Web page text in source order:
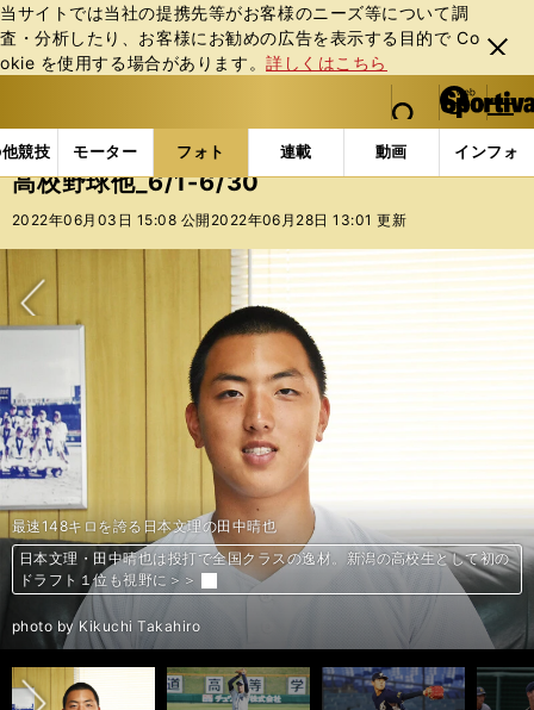
当サイトでは当社の提携先等がお客様のニーズ等について調
査・分析したり、お客様にお勧めの広告を表⽰する⽬的で Co
okie を使⽤する場合があります。詳しくはこちら
閉じ
る
web Sportiva (webスポルティーバ)
検索
マイペ
ー
ジ
メニュ
競技 モーター フォト 連載 動画 インフォ
b
ス
ポ
ル
ー
バ
フォトギャラリー コラムフォト 高校野球他_6/1-
高校野球他_6/1-6/30
2022年06月03日 15:08 公開 2022年06月28日 13:01 更新
次へ
最速148キロを誇る日本文理の田中晴也
日本文理・田中晴也は投打で全国クラスの逸材。新潟の高校生として初の
ドラフト１位も視野に＞＞
photo by Kikuchi Takahiro
この春、自己最速の150キロをマークした苫小牧中央高の斉藤優汰
苫小牧中央の150キロ右腕・斉藤優汰がワインドアップに詰め込んだデッ
カい夢。地を這う速球でプロを目指す＞＞
photo by Kikuchi Takahiro
昨年の大学野球選手権でも好投した上武大・加藤泰靖
153キロ右腕、忍者、鳥谷敬の再来…大学野球選手権で見逃せないドラフ
ト候補たち＞＞
photo by Ohtomo Yoshiyuki
京都大学の水口創太投手。194cmの長身から投げ下ろす真っ直ぐが魅力
身長194cm、最速150キロ超えの京大医学部・水口創太。理学療法士の資
格をとり、「プロで活躍」を目指す＞＞
今春の札幌地区予選で20奪三振を記録した東海大札幌の門別啓人
ドラフト戦線で北海道が熱い。脅威の20奪三振男、離島の快速左腕など大
勢のスカウトが集結＞＞
photo by Kikuchi Takahiro
日本航空石川の主砲でキャプテンの内藤鵬
名門校から勧誘が続々。怪童・内藤鵬はなぜ日本航空石川を選んだのか。
「どの高校に行くにしても、入ってからの自分次第」＞＞
photo by Kikuchi Takahiro
BCリーグの茨城アストロプラネッツに加入したドミニカ出身のデイビッ
ド・ペレズ
BC茨城の155キロ右腕・ペレズとは何者だ？ ４年のブランクを経て日本
にやってきたドミニカ出身の29歳にNPBスカウトも注目＞＞
写真提供／茨城アストロプラネッツ
ジャパンウィンターリーグのGMに就任した大野倫氏
元巨人・大野倫が描く日本初のウインターリーグの未来図。「ゆくゆくは
育成選手だけのチーム、草野球の強豪も参加させたい」＞＞
photo by Matsunaga Takarin
大学野球選手権で圧巻のピッチングを見せた九州共立大の稲川竜汰
「令和の江川卓」が衝撃の全国デビュー。九州共立大１年・稲川竜汰の未
来が楽しみすぎる＞＞
photo by Ohtomo Yoshiyuki
高校3年時に甲子園春夏連覇を達成した松坂大輔
小倉清一郎が選出した横浜高校歴代エースベスト５。「松坂も涌井も入学
時は普通の投手だった」＞＞
photo by Ohtomo Yoshiyuki
１年夏に甲子園を経験し、３年夏には全国制覇を達成した
小倉清一郎が選出した横浜高校歴代エースベスト５。「松坂も涌井も入学
時は普通の投手だった」＞＞
photo by Ohtomo Yoshiyuki
プロ入り後に大きく成長した成瀬善久
小倉清一郎が選出した横浜高校歴代エースベスト５。「松坂も涌井も入学
時は普通の投手だった」＞＞
photo by Ohtomo Yoshiyuki
中学時代から130キロを超すストレートを投げていた涌井秀章
小倉清一郎が選出した横浜高校歴代エースベスト５。「松坂も涌井も入学
時は普通の投手だった」＞＞
photo by Ohtomo Yoshiyuki
高浜高校から明治大に進み、ドラフト１位で中日に入団する柳裕也
小倉清一郎が選出した横浜高校歴代エースベスト５。「松坂も涌井も入学
時は普通の投手だった」＞＞
photo by Ohtomo Yoshiyuki
初戦で敗れたが、大商大相手に好投した富士大の金村尚真
大学野球選手権で評価が上昇、ドラフト上位候補の投手３人。敵将も「絶
対打てない」直球に脱帽＞＞
photo by Ohtomo Yoshiyuki
大学選手権では３試合に登板し防御率0.59と抜群の安定感を見せた上武大・
加藤泰靖
大学野球選手権で評価が上昇、ドラフト上位候補の投手３人。敵将も「絶
対打てない」直球に脱帽＞＞
photo by Ohtomo Yoshiyuki
優勝した亜細亜大相手に好投した近畿大・久保玲司
大学野球選手権で評価が上昇、ドラフト上位候補の投手３人。敵将も「絶
対打てない」直球に脱帽＞＞
photo by Ohtomo Yoshiyuki
攻守に存在感を発揮し、大会MVPに輝いた亜細亜大・田中幹也
身長166センチの名手、大会打率８割、超強肩捕手…大学野球選手権で猛
アピールした４人のドラフト候補＞＞
photo by Ohtomo Yoshiyuki
大学選手権で打率８割と大当たりだった天理大・友杉篤輝
身長166センチの名手、大会打率８割、超強肩捕手…大学野球選手権で猛
アピールした４人のドラフト候補＞＞
photo by Ohtomo Yoshiyuki
大会ナンバーワンと評される強肩を誇る近大工学部の石伊雄太
身長166センチの名手、大会打率８割、超強肩捕手…大学野球選手権で猛
アピールした４人のドラフト候補＞＞
photo by Ohtomo Yoshiyuki
亜細亜大戦で本塁打を放つなど打撃でもアピールした名城大・野口泰司
身長166センチの名手、大会打率８割、超強肩捕手…大学野球選手権で猛
アピールした４人のドラフト候補＞＞
photo by Ohtomo Yoshiyuki
BCリーグ、群馬ダイヤモンドペガサスの西濱勇星
高校入学時は最速107キロの投手、大学時代に引退勧告を受けた強打者…
BC群馬からNPB入りを目指す非エリートの挑戦＞＞
photo by Kikuchi Takahiro
昨季BCリーグの首位打者に輝いた群馬ダイヤモンドペガサスの奥村光一
高校入学時は最速107キロの投手、大学時代に引退勧告を受けた強打者…
BC群馬からNPB入りを目指す非エリートの挑戦＞＞
photo by Kikuchi Takahiro
前へ